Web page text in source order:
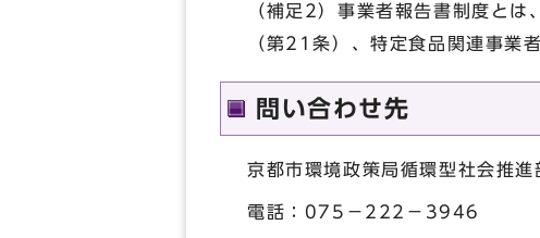
（補足2）事業者報告書制度と
（第21条）、特定食品関連事業
問い合わせ先
京都市環境政策局循環型社会推進
電話：075－222－3946